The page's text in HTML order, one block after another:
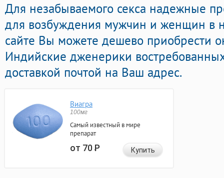
Для незабываемого секса надежные
для возбуждения мужчин и женщин в
сайте Вы можете дешево приобрести
Индийские дженерики
доставкой почтой на Ваш адрес.
Виагра
100мг
Самый известный в мире
препарат
от 70Р Купить